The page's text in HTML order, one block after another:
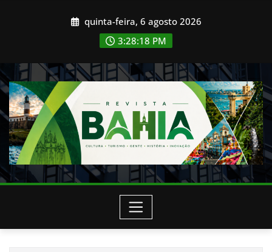
quinta-feira, 6 agosto 2026
3:28:20 PM